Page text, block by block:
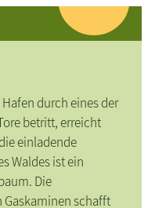
durch eines der
betritt, erreicht
einladende
Waldes ist ein
Die
schafft